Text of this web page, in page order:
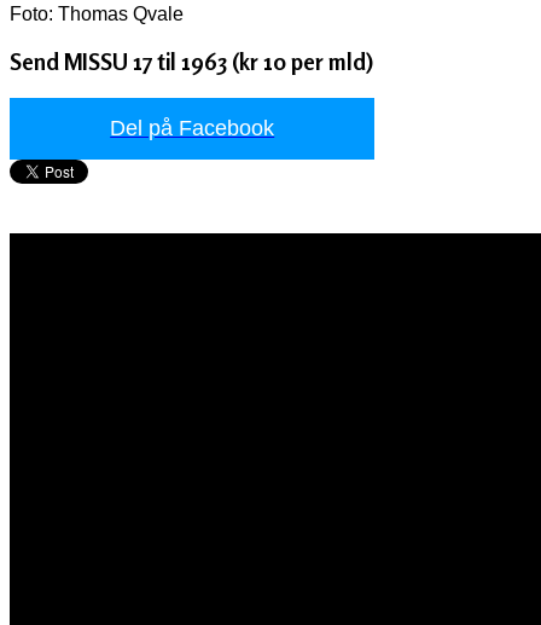
Foto: Thomas Qvale
Send MISSU 17 til 1963 (kr 10 per mld)
Del på Facebook